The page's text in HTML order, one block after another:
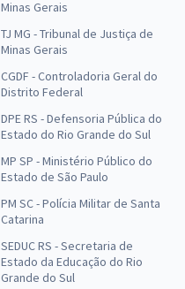
Minas Gerais
TJ MG - Tribunal de Justiça de
Minas Gerais
CGDF - Controladoria Geral do
Distrito Federal
DPE RS - Defensoria Pública do
Estado do Rio Grande do Sul
MP SP - Ministério Público do
Estado de São Paulo
PM SC - Polícia Militar de Santa
Catarina
SEDUC RS - Secretaria de
Estado da Educação do Rio
Grande do Sul